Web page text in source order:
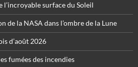
l’incroyable surface du Soleil
de la NASA dans l’ombre de la Lune
d’août 2026
fumées des incendies